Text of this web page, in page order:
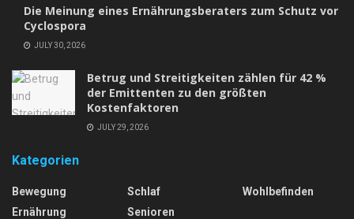
Die Meinung eines Ernährungsberaters zum Schutz vor
Cyclospora
JULY 30, 2026
Betrug und Streitigkeiten zählen für 42 %
der Emittenten zu den größten
Kostenfaktoren
JULY 29, 2026
Kategorien
Bewegung
Ernährung
Schlaf
Senioren
Wohlbefinden